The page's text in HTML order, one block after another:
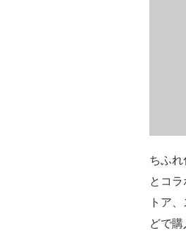
ちふ
とコ
トア
どで